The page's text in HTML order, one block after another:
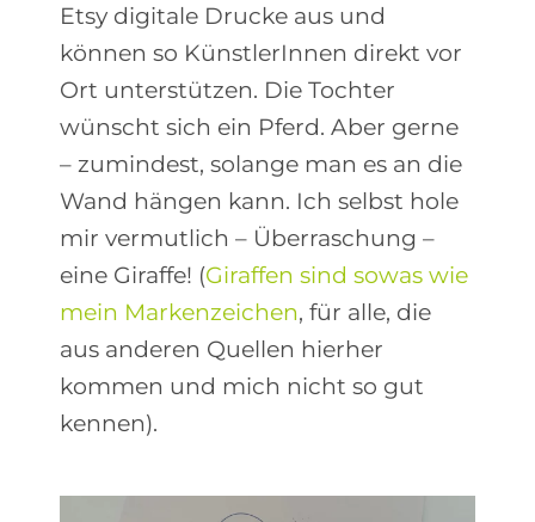
Etsy digitale Drucke aus und
können so KünstlerInnen direkt vor
Ort unterstützen. Die Tochter
wünscht sich ein Pferd. Aber gerne
– zumindest, solange man es an die
Wand hängen kann. Ich selbst hole
mir vermutlich – Überraschung –
eine Giraffe! (Giraffen sind sowas wie
mein Markenzeichen, für alle, die
aus anderen Quellen hierher
kommen und mich nicht so gut
kennen).